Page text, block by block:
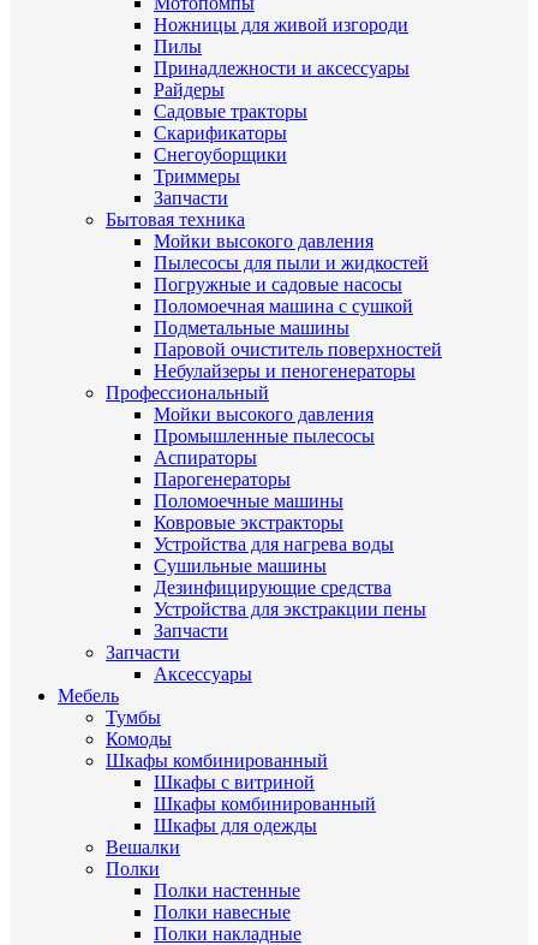
Ножницы для живой изгороди
Пилы
Принадлежности и аксессуары
Райдеры
Садовые тракторы
Скарификаторы
Снегоуборщики
Триммеры
Запчасти
Бытовая техника
Мойки высокого давления
Пылесосы для пыли и жидкостей
Погружные и садовые насосы
Поломоечная машина с сушкой
Подметальные машины
Паровой очиститель поверхностей
Небулайзеры и пеногенераторы
Профессиональный
Мойки высокого давления
Промышленные пылесосы
Аспираторы
Парогенераторы
Поломоечные машины
Ковровые экстракторы
Устройства для нагрева воды
Сушильные машины
Дезинфицирующие средства
Устройства для экстракции пены
Запчасти
Запчасти
Аксессуары
Мебель
Тумбы
Комоды
Шкафы комбинированный
Шкафы с витриной
Шкафы комбинированный
Шкафы для одежды
Вешалки
Полки
Полки настенные
Полки навесные
Полки накладные